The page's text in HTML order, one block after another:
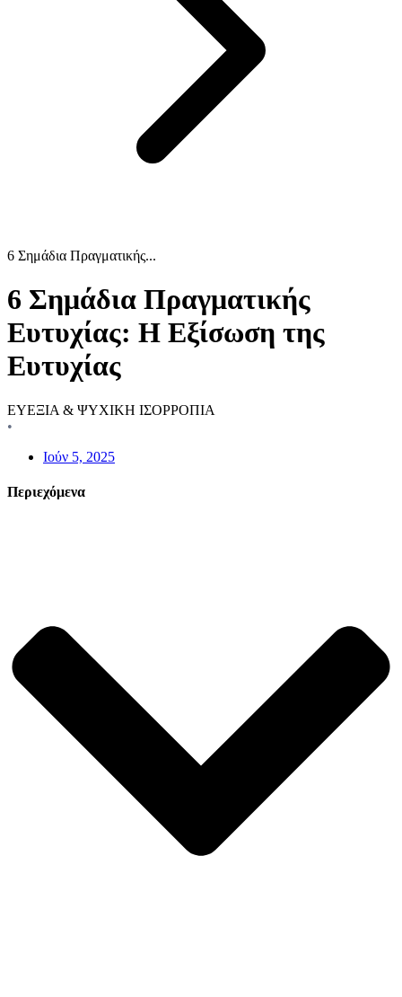
6 Σημάδια Πραγματικής...
6 Σημάδια Πραγματικής
Ευτυχίας: Η Εξίσωση της
Ευτυχίας
ΕΥΕΞΙΑ & ΨΥΧΙΚΗ ΙΣΟΡΡΟΠΙΑ
•
Ιούν 5, 2025
Περιεχόμενα